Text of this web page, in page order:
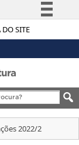
DO SITE
2022/2